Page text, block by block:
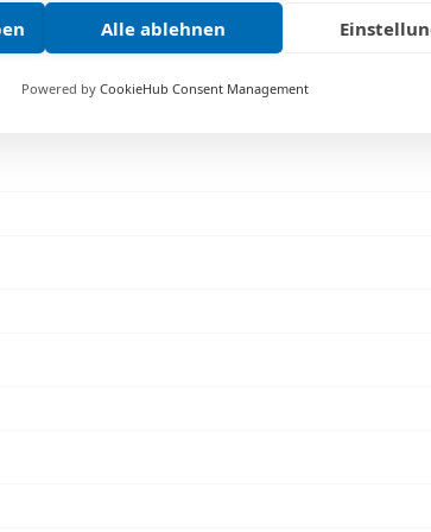
Alle ablehnen
Powered by CookieHub Consent Management
uns bei dir und freuen